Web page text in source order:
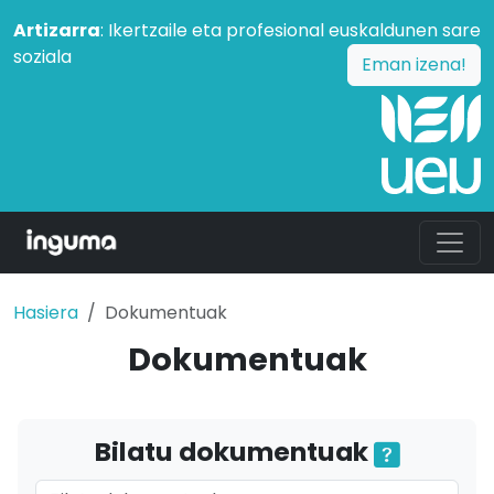
Artizarra: Ikertzaile eta profesional euskaldunen sare
soziala
Eman izena!
Hasiera Dokumentuak
Dokumentuak
Bilatu dokumentuak